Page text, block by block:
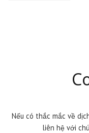
Nếu có thắc mắc về
liên hệ với